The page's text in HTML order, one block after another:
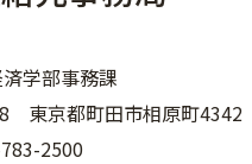
学部事務課
東京都町田市相原町4342
2500